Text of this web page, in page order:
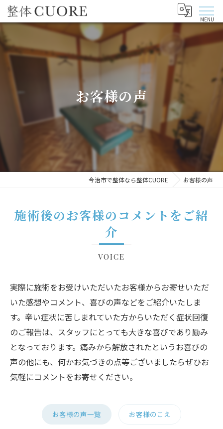
お客様の声
今治市で整体なら整体CUORE お客様の声
施術後のお客様のコメントをご紹
介
VOICE
実際に施術をお受けいただいたお客様からお寄せいただ
いた感想やコメント、喜びの声などをご紹介いたしま
す。辛い症状に苦しまれていた方からいただく症状回復
のご報告は、スタッフにとっても大きな喜びであり励み
となっております。痛みから解放されたというお喜びの
声の他にも、何かお気づきの点等ございましたらぜひお
気軽にコメントをお寄せください。
お客様の声一覧 お客様のこえ